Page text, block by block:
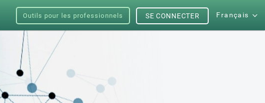
Outils pour les professionnels Français
SE CONNECTER